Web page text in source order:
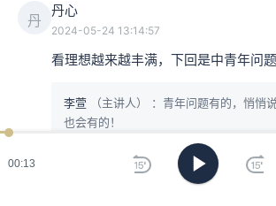
00:14
丹
丹心
2024-05-24 13:14:57
看理想越来越丰满，下回是中青年问
李萱 （主讲人）
：青年问题有的，悄悄
也会有的！